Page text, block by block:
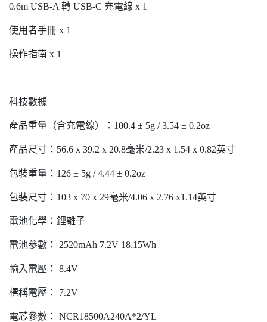
0.6m USB-A 轉 USB-C 充電線 x 1
使用者手冊 x 1
操作指南 x 1
科技數據
產品重量（含充電線）：100.4 ± 5g / 3.54 ± 0.2oz
產品尺寸：56.6 x 39.2 x 20.8毫米/2.23 x 1.54 x 0.82英寸
包裝重量：126 ± 5g / 4.44 ± 0.2oz
包裝尺寸：103 x 70 x 29毫米/4.06 x 2.76 x1.14英寸
電池化學：鋰離子
電池參數： 2520mAh 7.2V 18.15Wh
輸入電壓： 8.4V
標稱電壓： 7.2V
電芯參數： NCR18500A240A*2/YL